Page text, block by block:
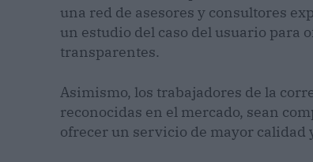
una red de asesores y consultores
un estudio del caso del usuario para
transparentes.
Asimismo, los trabajadores de la
reconocidas en el mercado, sean
ofrecer un servicio de mayor